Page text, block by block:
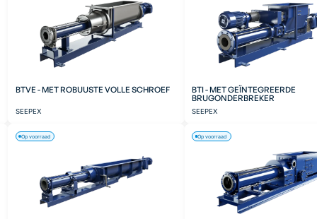
BTVE - MET ROBUUSTE VOLLE SCHROEF
SEEPEX
BTI - MET GEÏNTEGREERDE
BRUGONDERBREKER
SEEPEX
Op voorraad Op voorraad